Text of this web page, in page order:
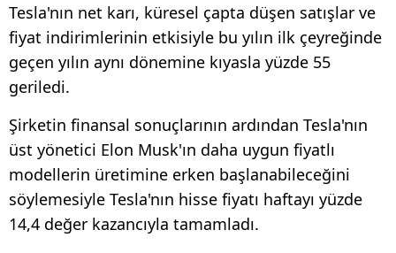
Tesla'nın net karı, küresel çapta düşen satışlar ve
fiyat indirimlerinin etkisiyle bu yılın ilk çeyreğinde
geçen yılın aynı dönemine kıyasla yüzde 55
geriledi.
Şirketin finansal sonuçlarının ardından Tesla'nın
üst yönetici Elon Musk'ın daha uygun fiyatlı
modellerin üretimine erken başlanabileceğini
söylemesiyle Tesla'nın hisse fiyatı haftayı yüzde
14,4 değer kazancıyla tamamladı.